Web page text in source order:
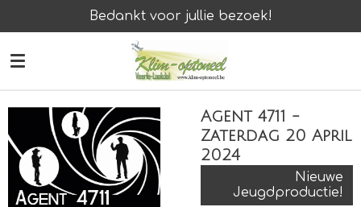
direct
naar
Bedankt voor jullie bezoek!
Agent 4711 -
Zaterdag 20 April
2024
Nieuwe
Jeugdproductie!